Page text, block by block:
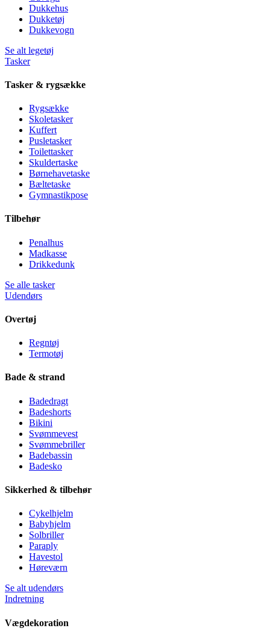
Dukkehus
Dukketøj
Dukkevogn
Se alt legetøj
Tasker
Tasker & rygsække
Rygsække
Skoletasker
Kuffert
Pusletasker
Toilettasker
Skuldertaske
Børnehavetaske
Bæltetaske
Gymnastikpose
Tilbehør
Penalhus
Madkasse
Drikkedunk
Se alle tasker
Udendørs
Overtøj
Regntøj
Termotøj
Bade & strand
Badedragt
Badeshorts
Bikini
Svømmevest
Svømmebriller
Badebassin
Badesko
Sikkerhed & tilbehør
Cykelhjelm
Babyhjelm
Solbriller
Paraply
Havestol
Høreværn
Se alt udendørs
Indretning
Vægdekoration